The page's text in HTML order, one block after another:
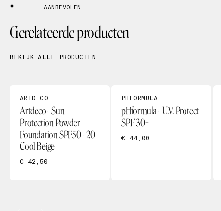
AANBEVOLEN
Gerelateerde producten
BEKIJK ALLE PRODUCTEN
ARTDECO
Artdeco - Sun
Protection Powder
Foundation SPF50 - 20
Cool Beige
€ 42,50
PHFORMULA
pHformula - U.V. Protect
SPF 30+
€ 44,00